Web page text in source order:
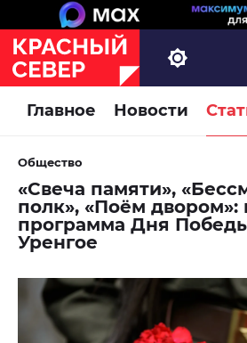
Главное Новости
Общество
«Свеча памяти»,
полк», «Поём двором»:
программа Дня
Уренгое